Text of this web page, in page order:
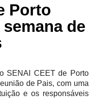
Porto
de
SENAI CEET de Porto
de Pais, com uma
e os responsáveis